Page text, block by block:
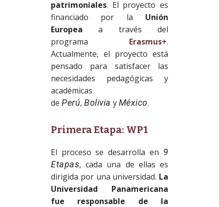
patrimoniales. El proyecto es
financiado por la Unión
Europea a través del
programa Erasmus+.
Actualmente, el proyecto está
pensado para satisfacer las
necesidades pedagógicas y
académicas
de Perú, Bolivia yMéxico.
Primera Etapa: WP1
El proceso se desarrolla en 9
Etapas, cada una de ellas es
dirigida por una universidad. La
Universidad Panamericana
fue responsable de la